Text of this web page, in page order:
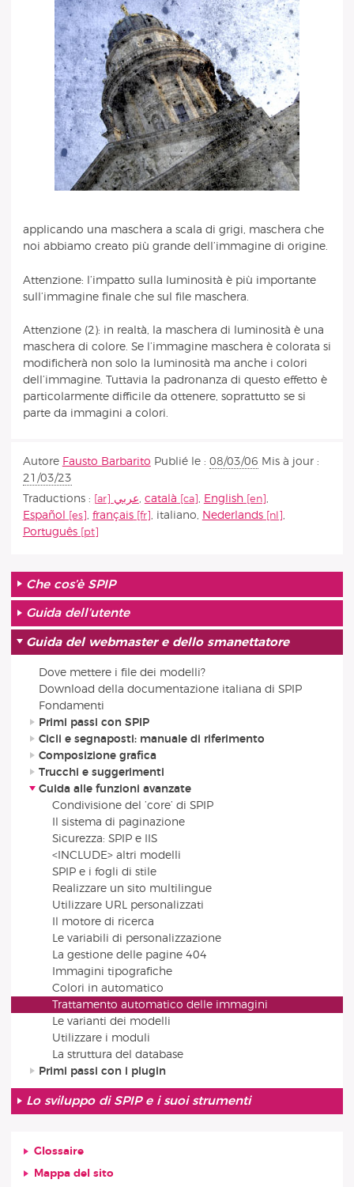
applicando una maschera a scala di grigi, maschera che
noi abbiamo creato più grande dell’immagine di origine.
Attenzione: l’impatto sulla luminosità è più importante
sull’immagine finale che sul file maschera.
Attenzione (2): in realtà, la maschera di luminosità è una
maschera di colore. Se l’immagine maschera è colorata si
modificherà non solo la luminosità ma anche i colori
dell’immagine. Tuttavia la padronanza di questo effetto è
particolarmente difficile da ottenere, soprattutto se si
parte da immagini a colori.
Autore Fausto Barbarito Publié le : 08/03/06 Mis à jour :
21/03/23
Traductions :
عربي català English
Español
français italiano Nederlands
Português
Che cos’è SPIP
Guida dell’utente
Guida del webmaster e dello smanettatore
Dove mettere i file dei modelli?
Download della documentazione italiana di SPIP
Fondamenti
Primi passi con SPIP
Cicli e segnaposti: manuale di riferimento
Composizione grafica
Trucchi e suggerimenti
Guida alle funzioni avanzate
Condivisione del ’core’ di SPIP
Il sistema di paginazione
Sicurezza: SPIP e IIS
<INCLUDE> altri modelli
SPIP e i fogli di stile
Realizzare un sito multilingue
Utilizzare URL personalizzati
Il motore di ricerca
Le variabili di personalizzazione
La gestione delle pagine 404
Immagini tipografiche
Colori in automatico
Trattamento automatico delle immagini
Le varianti dei modelli
Utilizzare i moduli
La struttura del database
Primi passi con i plugin
Lo sviluppo di SPIP e i suoi strumenti
Glossaire
Mappa del sito